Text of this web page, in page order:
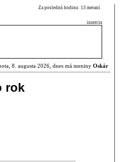
Za poslednú hodinu: 13 meraní
inzercia
8. augusta 2026, dnes má meniny Oskár
rok